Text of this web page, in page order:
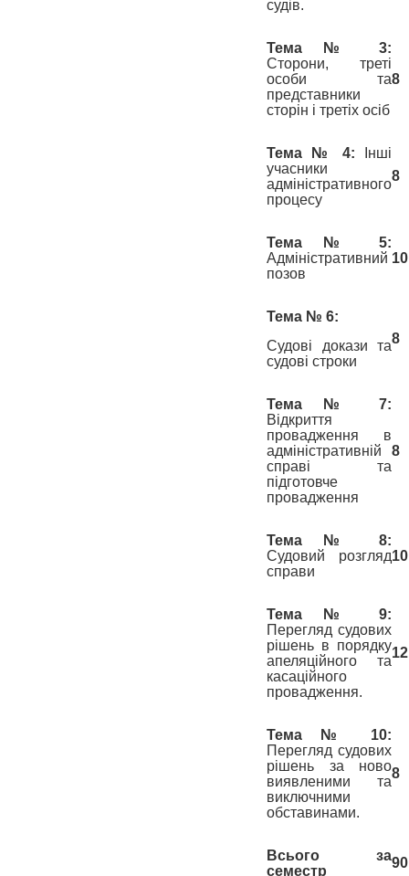
судів.
Тема № 3:
Сторони, треті
особи та
представники
сторін і третіх осіб
8
Тема № 4: Інші
учасники
адміністративного
процесу
8
Тема № 5:
Адміністративний
позов
10
Тема № 6:
Судові докази та
судові строки
8
Тема № 7:
Відкриття
провадження в
адміністративній
справі та
підготовче
провадження
8
Тема № 8:
Судовий розгляд
справи
10
Тема № 9:
Перегляд судових
рішень в порядку
апеляційного та
касаційного
провадження.
12
Тема № 10:
Перегляд судових
рішень за ново
виявленими та
виключними
обставинами.
8
Всього за
семестр
90